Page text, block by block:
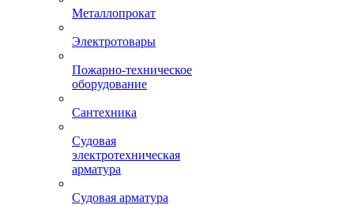
Металлопрокат
Электротовары
Пожарно-техническое
оборудование
Сантехника
Судовая
электротехническая
арматура
Судовая арматура